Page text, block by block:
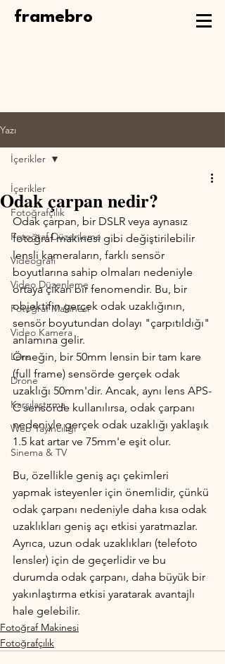
framebro
Yazı
İçerikler
Fotoğrafçılık
Fotoğraf Düzenleme
Videografi
Video Düzenleme
Fotoğraf Makinesi
Video Kamera
Lens
Drone
Karşılaştırma
Web Yayıncılığı
Sinema & TV
İçerikler
Odak çarpan nedir?
Odak çarpan, bir DSLR veya aynasız
fotoğraf makinesi gibi değiştirilebilir
lensli kameraların, farklı sensör
boyutlarına sahip olmaları nedeniyle
ortaya çıkan bir fenomendir. Bu, bir
objektifin gerçek odak uzaklığının,
sensör boyutundan dolayı "çarpıtıldığı"
anlamına gelir.
Örneğin, bir 50mm lensin bir tam kare
(full frame) sensörde gerçek odak
uzaklığı 50mm'dir. Ancak, aynı lens APS-
C sensörde kullanılırsa, odak çarpanı
nedeniyle gerçek odak uzaklığı yaklaşık
1.5 kat artar ve 75mm'e eşit olur.
Bu, özellikle geniş açı çekimleri
yapmak isteyenler için önemlidir, çünkü
odak çarpanı nedeniyle daha kısa odak
uzaklıkları geniş açı etkisi yaratmazlar.
Ayrıca, uzun odak uzaklıkları (telefoto
lensler) için de geçerlidir ve bu
durumda odak çarpanı, daha büyük bir
yakınlaştırma etkisi yaratarak avantajlı
hale gelebilir.
Fotoğraf Makinesi
Fotoğrafçılık